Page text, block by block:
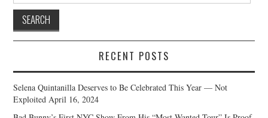
RECENT POSTS
Selena Quintanilla Deserves to Be Celebrated This Year — Not
Exploited April 16, 2024